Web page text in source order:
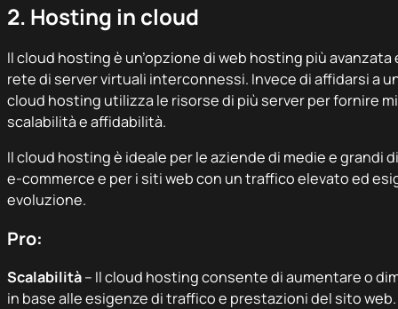
2. Hosting in cloud
Il cloud hosting è un’opzione di web hosting più
rete di server virtuali interconnessi. Invece di affidarsi a
cloud hosting utilizza le risorse di più server per fornire
scalabilità e affidabilità.
Il cloud hosting è ideale per le aziende di medie e grandi
e-commerce e per i siti web con un traffico elevato ed
evoluzione.
Pro:
Scalabilità– Il cloud hosting consente di aumentare o
in base alle esigenze di traffico e prestazioni del sito web.